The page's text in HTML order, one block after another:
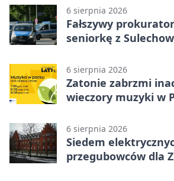
6 sierpnia 2026
Fałszywy
seniorkę z
6 sierpnia 2026
Zatonie zabrzmi
wieczory muzyki w
6 sierpnia 2026
Siedem
przegubowców dla